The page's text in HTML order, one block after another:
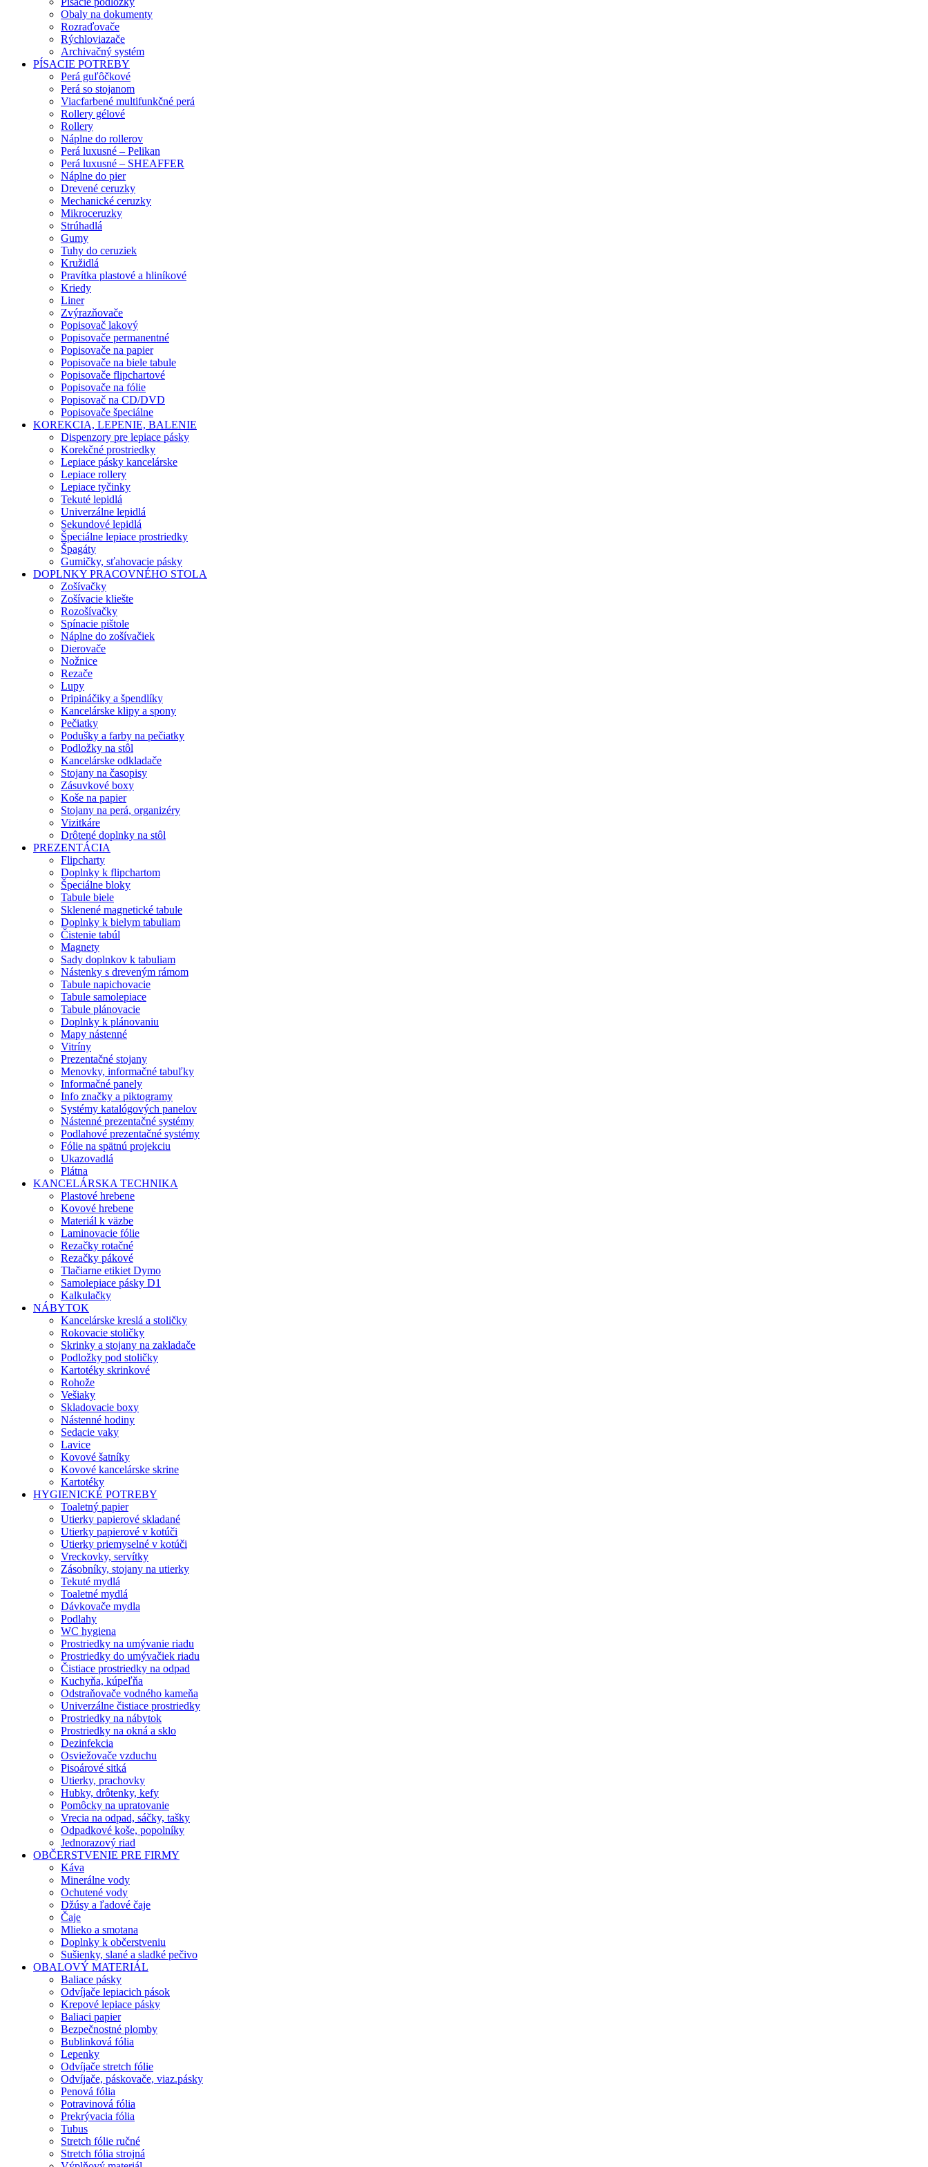
Obaly na dokumenty
Rozraďovače
Rýchloviazače
Archivačný systém
PÍSACIE POTREBY
Perá guľôčkové
Perá so stojanom
Viacfarbené multifunkčné perá
Rollery gélové
Rollery
Náplne do rollerov
Perá luxusné – Pelikan
Perá luxusné – SHEAFFER
Náplne do pier
Drevené ceruzky
Mechanické ceruzky
Mikroceruzky
Strúhadlá
Gumy
Tuhy do ceruziek
Kružidlá
Pravítka plastové a hliníkové
Kriedy
Liner
Zvýrazňovače
Popisovač lakový
Popisovače permanentné
Popisovače na papier
Popisovače na biele tabule
Popisovače flipchartové
Popisovače na fólie
Popisovač na CD/DVD
Popisovače špeciálne
KOREKCIA, LEPENIE, BALENIE
Dispenzory pre lepiace pásky
Korekčné prostriedky
Lepiace pásky kancelárske
Lepiace rollery
Lepiace tyčinky
Tekuté lepidlá
Univerzálne lepidlá
Sekundové lepidlá
Špeciálne lepiace prostriedky
Špagáty
Gumičky, sťahovacie pásky
DOPLNKY PRACOVNÉHO STOLA
Zošívačky
Zošívacie kliešte
Rozošívačky
Spínacie pištole
Náplne do zošívačiek
Dierovače
Nožnice
Rezače
Lupy
Pripináčiky a špendlíky
Kancelárske klipy a spony
Pečiatky
Podušky a farby na pečiatky
Podložky na stôl
Kancelárske odkladače
Stojany na časopisy
Zásuvkové boxy
Koše na papier
Stojany na perá, organizéry
Vizitkáre
Drôtené doplnky na stôl
PREZENTÁCIA
Flipcharty
Doplnky k flipchartom
Špeciálne bloky
Tabule biele
Sklenené magnetické tabule
Doplnky k bielym tabuliam
Čistenie tabúl
Magnety
Sady doplnkov k tabuliam
Nástenky s dreveným rámom
Tabule napichovacie
Tabule samolepiace
Tabule plánovacie
Doplnky k plánovaniu
Mapy nástenné
Vitríny
Prezentačné stojany
Menovky, informačné tabuľky
Informačné panely
Info značky a piktogramy
Systémy katalógových panelov
Nástenné prezentačné systémy
Podlahové prezentačné systémy
Fólie na spätnú projekciu
Ukazovadlá
Plátna
KANCELÁRSKA TECHNIKA
Plastové hrebene
Kovové hrebene
Materiál k väzbe
Laminovacie fólie
Rezačky rotačné
Rezačky pákové
Tlačiarne etikiet Dymo
Samolepiace pásky D1
Kalkulačky
NÁBYTOK
Kancelárske kreslá a stoličky
Rokovacie stoličky
Skrinky a stojany na zakladače
Podložky pod stoličky
Kartotéky skrinkové
Rohože
Vešiaky
Skladovacie boxy
Nástenné hodiny
Sedacie vaky
Lavice
Kovové šatníky
Kovové kancelárske skrine
Kartotéky
HYGIENICKÉ POTREBY
Toaletný papier
Utierky papierové skladané
Utierky papierové v kotúči
Utierky priemyselné v kotúči
Vreckovky, servítky
Zásobníky, stojany na utierky
Tekuté mydlá
Toaletné mydlá
Dávkovače mydla
Podlahy
WC hygiena
Prostriedky na umývanie riadu
Prostriedky do umývačiek riadu
Čistiace prostriedky na odpad
Kuchyňa, kúpeľňa
Odstraňovače vodného kameňa
Univerzálne čistiace prostriedky
Prostriedky na nábytok
Prostriedky na okná a sklo
Dezinfekcia
Osviežovače vzduchu
Pisoárové sitká
Utierky, prachovky
Hubky, drôtenky, kefy
Pomôcky na upratovanie
Vrecia na odpad, sáčky, tašky
Odpadkové koše, popolníky
Jednorazový riad
OBČERSTVENIE PRE FIRMY
Káva
Minerálne vody
Ochutené vody
Džúsy a ľadové čaje
Čaje
Mlieko a smotana
Doplnky k občerstveniu
Sušienky, slané a sladké pečivo
OBALOVÝ MATERIÁL
Baliace pásky
Odvíjače lepiacich pások
Krepové lepiace pásky
Baliaci papier
Bezpečnostné plomby
Bublinková fólia
Lepenky
Odvíjače stretch fólie
Odvíjače, páskovače, viaz.pásky
Penová fólia
Potravinová fólia
Prekrývacia fólia
Tubus
Stretch fólie ručné
Stretch fólia strojná